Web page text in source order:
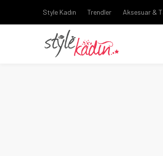
Style Kadın Trendler Aksesuar &